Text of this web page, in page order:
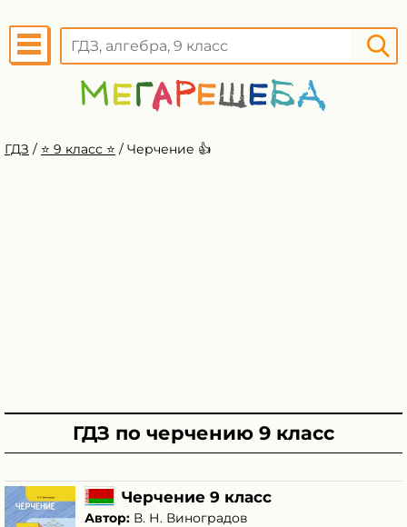
ГДЗ / ⭐️ 9 класс ⭐️ / Черчение 👍
ГДЗ по черчению 9 класс
Черчение 9 класс
Автор: В. Н. Виноградов